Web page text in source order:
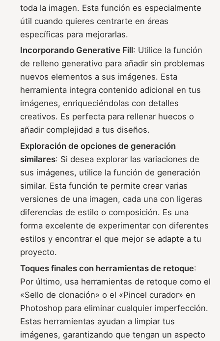
toda la imagen. Esta función es especialmente
útil cuando quieres centrarte en áreas
específicas para mejorarlas.
Incorporando Generative Fill: Utilice la función
de relleno generativo para añadir sin problemas
nuevos elementos a sus imágenes. Esta
herramienta integra contenido adicional en tus
imágenes, enriqueciéndolas con detalles
creativos. Es perfecta para rellenar huecos o
añadir complejidad a tus diseños.
Exploración de opciones de generación
similares: Si desea explorar las variaciones de
sus imágenes, utilice la función de generación
similar. Esta función te permite crear varias
versiones de una imagen, cada una con ligeras
diferencias de estilo o composición. Es una
forma excelente de experimentar con diferentes
estilos y encontrar el que mejor se adapte a tu
proyecto.
Toques finales con herramientas de retoque:
Por último, usa herramientas de retoque como el
«Sello de clonación» o el «Pincel curador» en
Photoshop para eliminar cualquier imperfección.
Estas herramientas ayudan a limpiar tus
imágenes, garantizando que tengan un aspecto